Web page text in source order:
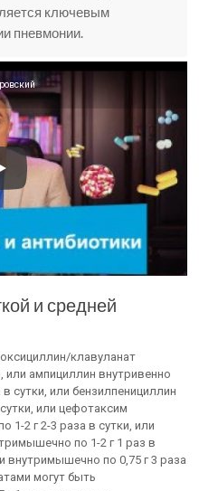
ключевым
пневмонии.
и средней
клавуланат
или ампициллин внутривенно
сутки, или бензилпенициллин
или цефотаксим
1-2 г 2-3 раза в сутки, или
по 1-2 г 1 раз в
внутримышечно по 0,75 г 3 раза
могут быть